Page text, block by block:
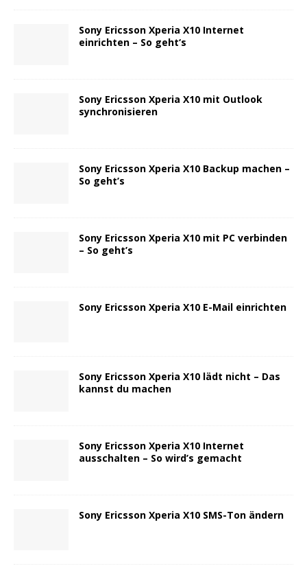
Sony Ericsson Xperia X10 Internet
einrichten – So geht‘s
Sony Ericsson Xperia X10 mit Outlook
synchronisieren
Sony Ericsson Xperia X10 Backup machen –
So geht’s
Sony Ericsson Xperia X10 mit PC verbinden
– So geht’s
Sony Ericsson Xperia X10 E-Mail einrichten
Sony Ericsson Xperia X10 lädt nicht – Das
kannst du machen
Sony Ericsson Xperia X10 Internet
ausschalten – So wird’s gemacht
Sony Ericsson Xperia X10 SMS-Ton ändern